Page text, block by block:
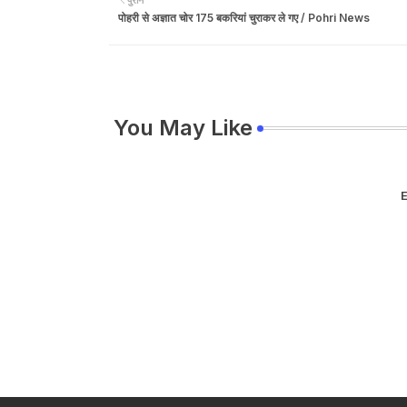
पोहरी से अज्ञात चोर 175 बकरियां चुराकर ले गए / Pohri News
You May Like